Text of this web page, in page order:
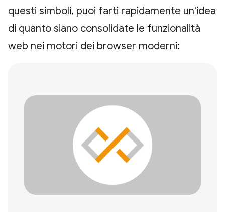
questi simboli, puoi farti rapidamente un'idea
di quanto siano consolidate le funzionalità
web nei motori dei browser moderni: